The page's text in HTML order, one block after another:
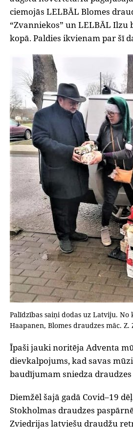
ciemojās LELBĀL Blomes
“Zvanniekos” un LELBĀL Ilzu
kopā. Paldies ikvienam par šī
Palīdzības saiņi dodas uz Latviju. No
Haapanen, Blomes draudzes māc.
Īpaši jauki noritēja Adventa
dievkalpojums, kad savas
baudījumam sniedza
Diemžēl šajā gadā Covid–19
Stokholmas draudzes
Zviedrijas latviešu draudžu